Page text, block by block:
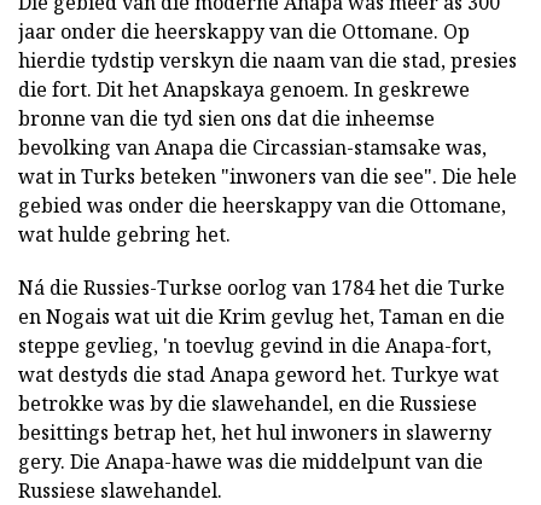
jaar onder die heerskappy van die Ottomane. Op
hierdie tydstip verskyn die naam van die stad, presies
die fort. Dit het Anapskaya genoem. In geskrewe
bronne van die tyd sien ons dat die inheemse
bevolking van Anapa die Circassian-stamsake was,
wat in Turks beteken "inwoners van die see". Die hele
gebied was onder die heerskappy van die Ottomane,
wat hulde gebring het.
Ná die Russies-Turkse oorlog van 1784 het die Turke
en Nogais wat uit die Krim gevlug het, Taman en die
steppe gevlieg, 'n toevlug gevind in die Anapa-fort,
wat destyds die stad Anapa geword het. Turkye wat
betrokke was by die slawehandel, en die Russiese
besittings betrap het, het hul inwoners in slawerny
gery. Die Anapa-hawe was die middelpunt van die
Russiese slawehandel.